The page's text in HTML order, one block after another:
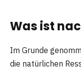
Was ist
Im Grunde
die natürlichen